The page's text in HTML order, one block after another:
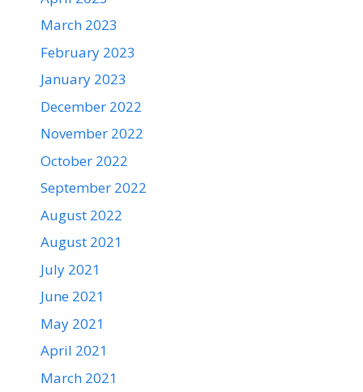
March 2023
February 2023
January 2023
December 2022
November 2022
October 2022
September 2022
August 2022
August 2021
July 2021
June 2021
May 2021
April 2021
March 2021